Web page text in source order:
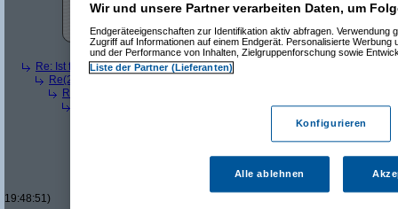
Re(5): Ist für mich ein Benzin- oder ein Dieselmotor geeigneter?
Re: Ist für mich ein Benzin- oder ein Dieselmotor geeigneter?
Re(2): Ist für mich ein Benzin- oder ein Dieselmotor geeigneter?
Re(3): Ist für mich ein Benzin- oder ein Dieselmotor geeigneter?
Re(4): Ist für mich ein Benzin- oder ein Dieselmotor geeigneter?(
Re(5): Ist für mich ein Benzin- oder ein Dieselmotor geeigneter?
Re(7): Ist für mich ein Benzin- oder ein Dieselmotor
Re(8): Ist für mich ein Benzin- oder ein Dieselmotor
Re(9): Ist für mich ein Benzin- oder ein Dieselmotor
19:48:51)
Wir und unsere Partner verarbeiten Daten, um
Endgeräteeigenschaften zur Identifikation aktiv abfragen. Verwendung
Zugriff auf Informationen auf einem Endgerät. Personalisierte Werbung
und der Performance von Inhalten, Zielgruppenforschung sowie
Liste der Partner (Lieferanten)
Konfigurieren
Alle ablehnen